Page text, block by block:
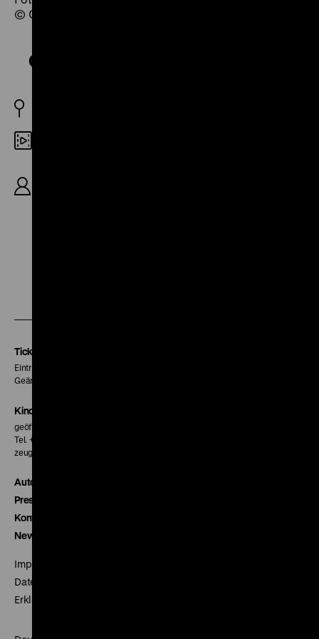
© Gerhard P. Winter, SYNEMA/Nachlass B.F.
On the Road to Hollywood
Tickets
Eintritt 5 €
Geänderte Preise sind im Programm vermerkt.
Kinokasse
geöffnet 30 Minuten vor Beginn der ersten Vorstellung
Tel. + 49 30 20304-770
zeughauskino@dhm.de
Autor*innen
Presse
Kontakt
Newsletter
Impressum
Datenschutz
Erklärung digitale Barrierefreiheit